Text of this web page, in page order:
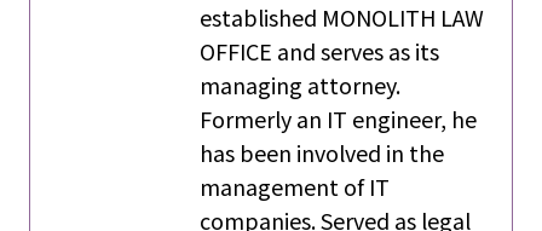
established MONOLITH LAW
OFFICE and serves as its
managing attorney.
Formerly an IT engineer, he
has been involved in the
management of IT
companies. Served as legal